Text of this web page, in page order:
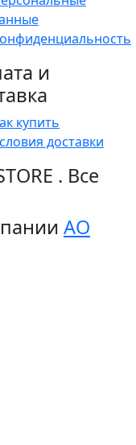
и
купить
доставки
. Все
АО